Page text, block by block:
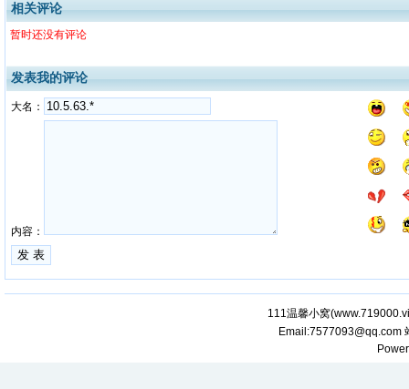
相关评论
暂时还没有评论
发表我的评论
大名：
内容：
111温馨小窝(
Email:7577093@qq.com